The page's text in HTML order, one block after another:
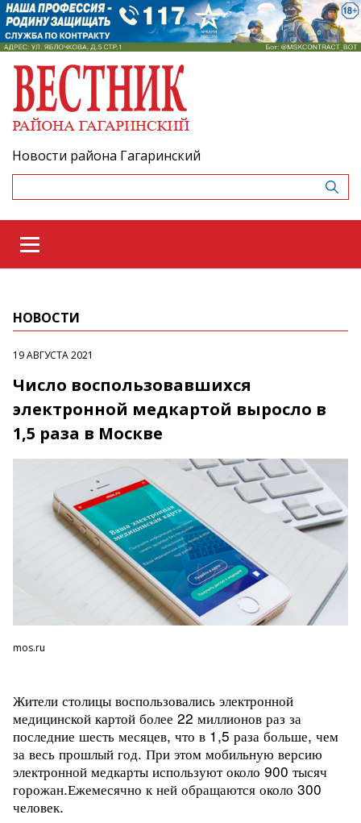
Новости района Гагаринский
НОВОСТИ
19 АВГУСТА 2021
Число воспользовавшихся
электронной медкартой выросло в
1,5 раза в Москве
mos.ru
Жители столицы воспользовались электронной
медицинской картой более 22 миллионов раз за
последние шесть месяцев, что в 1,5 раза больше, чем
за весь прошлый год. При этом мобильную версию
электронной медкарты используют около 900 тысяч
горожан.Ежемесячно к ней обращаются около 300
человек.